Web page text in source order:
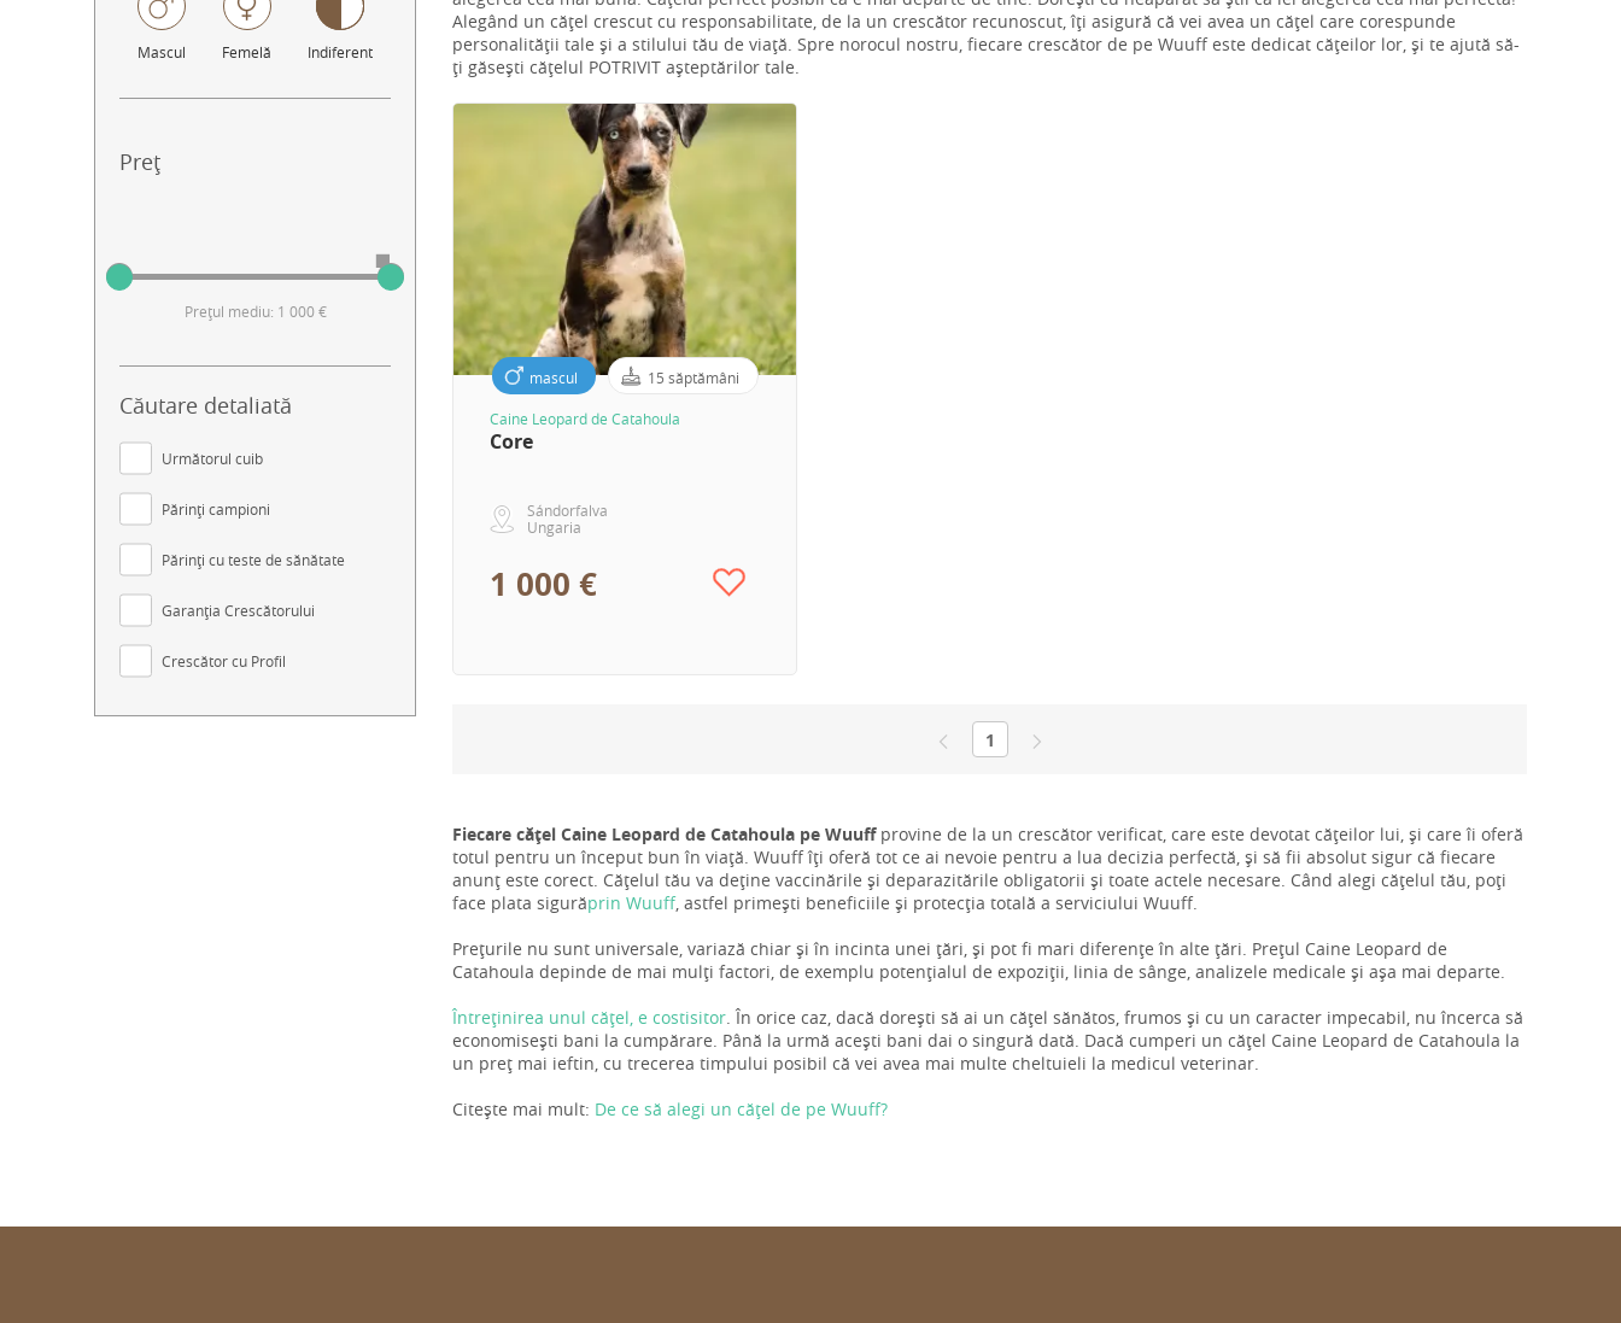
Mascul Femelă Indiferent
Preț
Prețul mediu: 1 000 €
Căutare detaliată
Următorul cuib
Părinți campioni
Părinți cu teste de sănătate
Garanția Crescătorului
Crescător cu Profil
Alegând un cățel crescut cu responsabilitate, de la un crescător recunoscut, îți asigură că vei avea un cățel care corespunde
personalității tale și a stilului tău de viață. Spre norocul nostru, fiecare crescător de pe Wuuff este dedicat cățeilor lor, și te ajută să-
ți găsești cățelul POTRIVIT așteptărilor tale.
mascul 15 săptămâni
Caine Leopard de Catahoula
Core
Sándorfalva
Ungaria
1 000 €
1
Fiecare cățel Caine Leopard de Catahoula pe Wuuffprovine de la un crescător verificat, care este devotat cățeilor lui, și care îi oferă
totul pentru un început bun în viață. Wuuff îți oferă tot ce ai nevoie pentru a lua decizia perfectă, și să fii absolut sigur că fiecare
anunț este corect. Cățelul tău va deține vaccinările și deparazitările obligatorii și toate actele necesare. Când alegi cățelul tău, poți
face plata sigurăprin Wuuff, astfel primești beneficiile și protecția totală a serviciului Wuuff.
Prețurile nu sunt universale, variază chiar și în incinta unei țări, și pot fi mari diferențe în alte țări. Prețul Caine Leopard de
Catahoula depinde de mai mulți factori, de exemplu potențialul de expoziții, linia de sânge, analizele medicale și așa mai departe.
Întreținirea unul cățel, e costisitor. În orice caz, dacă dorești să ai un cățel sănătos, frumos și cu un caracter impecabil, nu încerca să
economisești bani la cumpărare. Până la urmă acești bani dai o singură dată. Dacă cumperi un cățel Caine Leopard de Catahoula la
un preț mai ieftin, cu trecerea timpului posibil că vei avea mai multe cheltuieli la medicul veterinar.
Citește mai mult: De ce să alegi un cățel de pe Wuuff?